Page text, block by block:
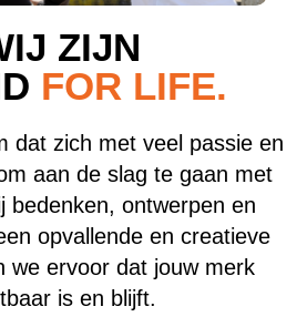
ZIJN
FOR LIFE.
dat zich met veel passie en
aan de slag te gaan met
bedenken, ontwerpen en
opvallende en creatieve
we ervoor dat jouw merk
is en blijft.